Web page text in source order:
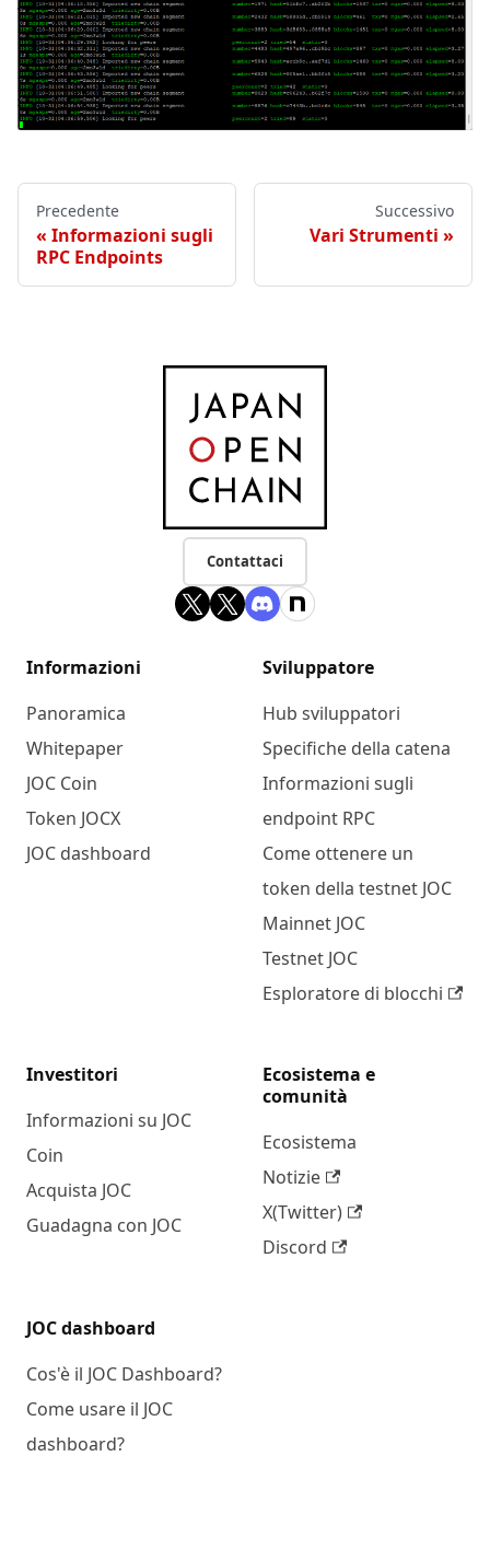
Precedente
Informazioni sugli
RPC Endpoints
Successivo
Vari Strumenti
Contattaci
Informazioni
Panoramica
Whitepaper
JOC Coin
Token JOCX
JOC dashboard
Sviluppatore
Hub sviluppatori
Specifiche della catena
Informazioni sugli
endpoint RPC
Come ottenere un
token della testnet JOC
Mainnet JOC
Testnet JOC
Esploratore di blocchi
Investitori
Informazioni su JOC
Coin
Acquista JOC
Guadagna con JOC
Ecosistema e
comunità
Ecosistema
Notizie
X(Twitter)
Discord
JOC dashboard
Cos'è il JOC Dashboard?
Come usare il JOC
dashboard?